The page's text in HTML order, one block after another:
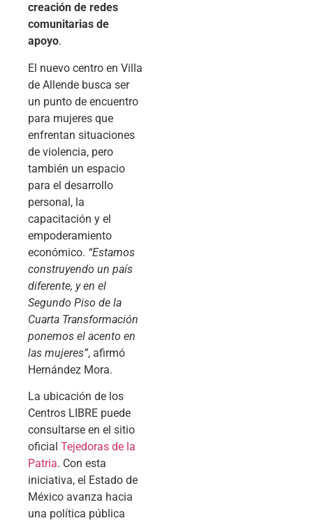
creación de redes
comunitarias de
apoyo.
El nuevo centro en Villa
de Allende busca ser
un punto de encuentro
para mujeres que
enfrentan situaciones
de violencia, pero
también un espacio
para el desarrollo
personal, la
capacitación y el
empoderamiento
económico. “Estamos
construyendo un país
diferente, y en el
Segundo Piso de la
Cuarta Transformación
ponemos el acento en
las mujeres”, afirmó
Hernández Mora.
La ubicación de los
Centros LIBRE puede
consultarse en el sitio
oficial Tejedoras de la
Patria. Con esta
iniciativa, el Estado de
México avanza hacia
una política pública